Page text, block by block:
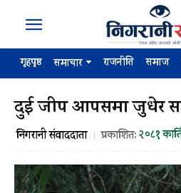
गृहपृष्ठ समाचार राजनीति समाज
दुई जीप आपसमा जुधेर
निगरानी संवाददाता प्रकाशित:२०८१